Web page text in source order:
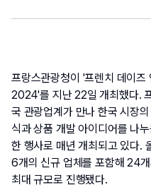
프랑스관광청이 '프렌치 데이
2024'를 지난 22일 개최했다.
국 관광업계가 만나 한국 시장
식과 상품 개발 아이디어를 나
한 행사로 매년 개최되고 있다.
6개의 신규 업체를 포함해 24
최대 규모로 진행됐다.